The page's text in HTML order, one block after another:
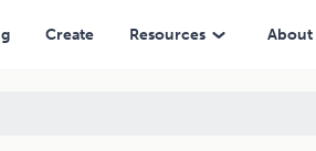
Create Resources About